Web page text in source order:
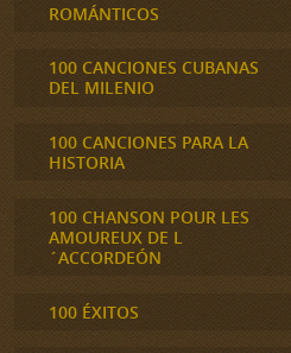
ROMÁNTICOS
100 CANCIONES CUBANAS
DEL MILENIO
100 CANCIONES PARA LA
HISTORIA
100 CHANSON POUR LES
AMOUREUX DE L
´ACCORDEÓN
100 ÉXITOS